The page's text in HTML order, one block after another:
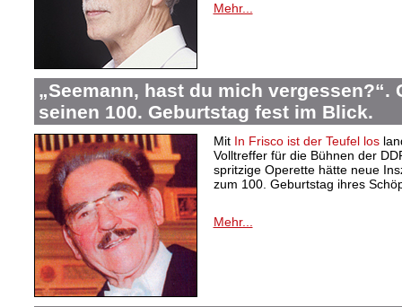
Mehr...
„Seemann, hast du mich vergessen?“.
seinen 100. Geburtstag fest im Blick.
Mit In Frisco ist der Teufel los
Volltreffer für die Bühnen der
spritzige Operette hätte neue
zum 100. Geburtstag ihres
Mehr...